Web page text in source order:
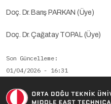
Doç. Dr. Barış PARKAN (Üye)
Doç. Dr. Çağatay TOPAL (Üye)
Son Güncelleme
01/04/2026 - 16:31